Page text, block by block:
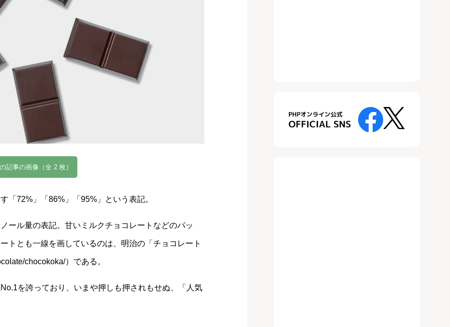
記事の画像（全 2 枚）
「72%」「86%」「95%」という表記。
ール量の表記。甘いミルクチョコレートなどのパッ
トとも一線を画しているのは、明治の「チョコレート
chocokoka/）である。
を誇っており、いまや押しも押されもせぬ、「人気